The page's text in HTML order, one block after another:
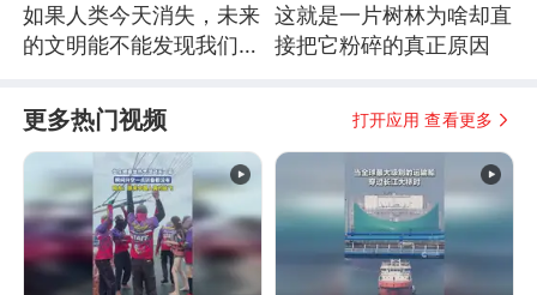
如果人类今天消失，未来
的文明能不能发现我们存
这就是一片树林为啥却直
接把它粉碎的真正原因
更多热门视频 打开应用 查看更多